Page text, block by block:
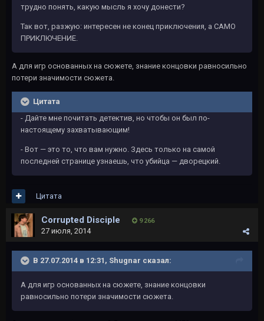
трудно понять, какую мысль я хочу донести?
Так вот, разжую: интересен не конец приключения, а САМО
ПРИКЛЮЧЕНИЕ.
А для игр основанных на сюжете, знание концовки равносильно
потери значимости сюжета.
Цитата
- Дайте мне почитать детектив, но чтобы он был по-
настоящему захватывающим!
- Вот — это то, что вам нужно. Здесь только на самой
последней странице узнаешь, что убийца — дворецкий.
Цитата
Corrupted Disciple 9 266
27 июля, 2014
В 27.07.2014 в 12:31, Shugnar сказал:
А для игр основанных на сюжете, знание концовки
равносильно потери значимости сюжета.